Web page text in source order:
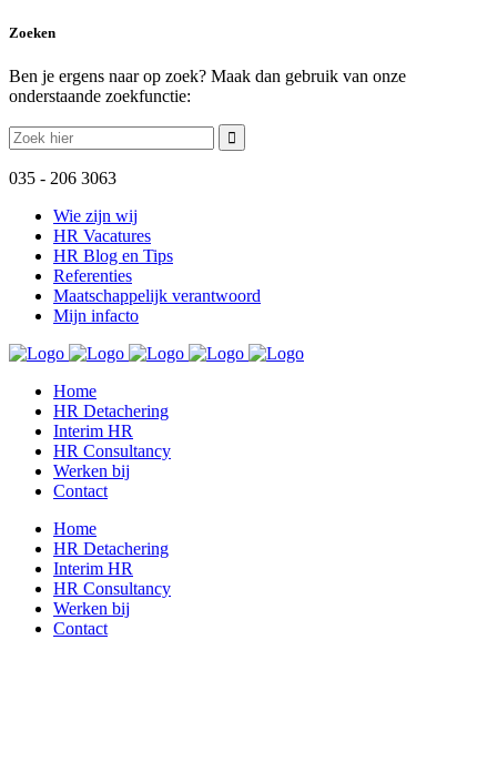
Zoeken
Ben je ergens naar op zoek? Maak dan gebruik van onze
onderstaande zoekfunctie:
Zoek
naar:
035 - 206 3063
Wie zijn wij
HR Vacatures
HR Blog en Tips
Referenties
Maatschappelijk verantwoord
Mijn infacto
Home
HR Detachering
Interim HR
HR Consultancy
Werken bij
Contact
Home
HR Detachering
Interim HR
HR Consultancy
Werken bij
Contact